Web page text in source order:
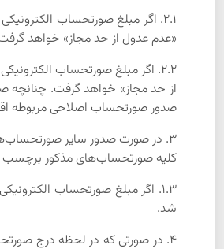
2.1. اگر مبلغ صورتحساب
«عدم عدول از حد مجاز» خواهد
2.2. اگر مبلغ صورتحساب
از حد مجاز» خواهد گرفت. چنانچه
صدور صورتحساب اصلاحی مربوطه
3. در صورت صدور سایر
کلیه صورتحساب‌های مذکور برچسب
شد.